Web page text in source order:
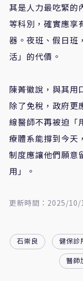
其是人力最吃緊的
等科別，確實應享
器。夜班、假日班
活」的代價。
陳菁徽說 ， 與其用
除了免稅，政府更
線醫師不再被迫「
療體系能撐到今天
制度應讓他們願意
用」 。
更新時間：2025/10/
石崇良 健保診
醫師